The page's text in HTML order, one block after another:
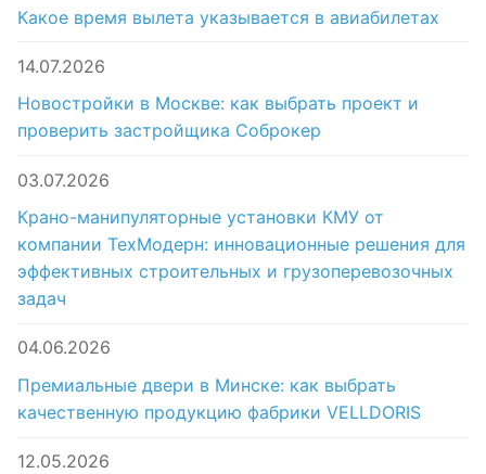
Какое время вылета указывается в авиабилетах
14.07.2026
Новостройки в Москве: как выбрать проект и
проверить застройщика Соброкер
03.07.2026
Крано-манипуляторные установки КМУ от
компании ТехМодерн: инновационные решения для
эффективных строительных и грузоперевозочных
задач
04.06.2026
Премиальные двери в Минске: как выбрать
качественную продукцию фабрики VELLDORIS
12.05.2026